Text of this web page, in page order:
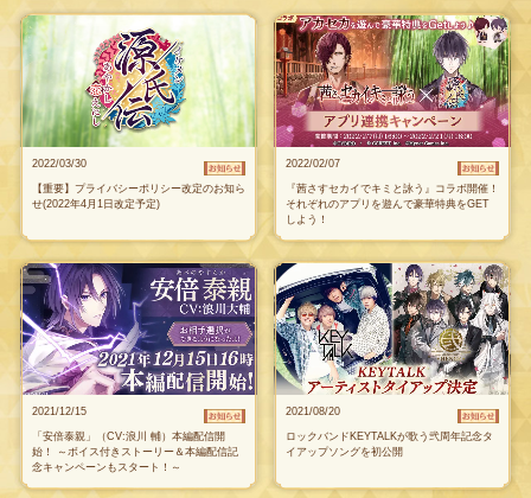
2022/03/30
【重要】プライバシーポリシー改定のお知ら
せ(2022年4月1日改定予定)
2022/02/07
『茜さすセカイでキミと詠う』コラボ開催！
それぞれのアプリを遊んで豪華特典をGET
しよう！
2021/12/15
「安倍泰親」（CV:浪川 輔）本編配信開
始！ ～ボイス付きストーリー＆本編配信記
念キャンペーンもスタート！～
2021/08/20
ロックバンドKEYTALKが歌う弐周年記念タ
イアップソングを初公開